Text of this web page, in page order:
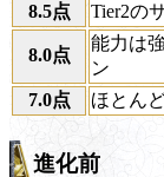
8.5点
Tier2の
8.0点
能力は
ン
7.0点
ほとん
進化前